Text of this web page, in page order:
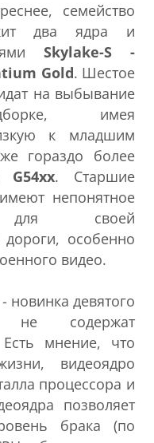
семейство
два ядра и
Skylake-S -
Gold. Шестое
на выбывание
имея
к младшим
гораздо более
G54xx. Старшие
непонятное
для своей
особенно
видео.
новинка девятого
не содержат
Есть мнение, что
видеоядро
процессора и
позволяет
брака (по